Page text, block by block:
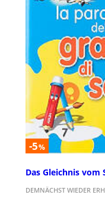
-5%
Das Gleichnis
DEMNÄCHST WIEDER